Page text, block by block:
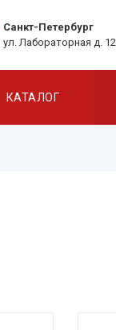
Санкт-Петербург
ул. Лабораторная д. 12
КАТАЛОГ